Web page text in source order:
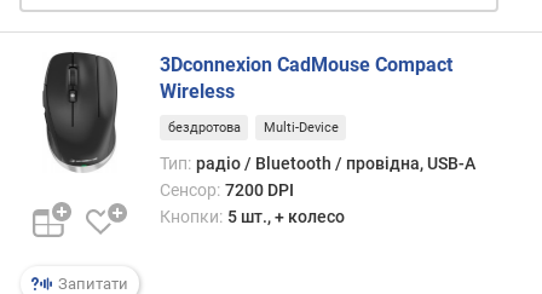
м
н
р
о
д
і
ь
Запитати
3Dconnexion CadMouse Compact
Wireless
бездротова Multi-Device
Тип: радіо / Bluetooth / провідна, USB-A
Сенсор: 7200 DPI
Кнопки: 5 шт., + колесо